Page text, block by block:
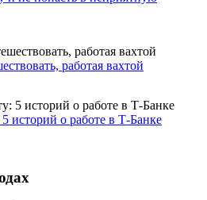
работая вахтой
историй о работе в Т-Банке